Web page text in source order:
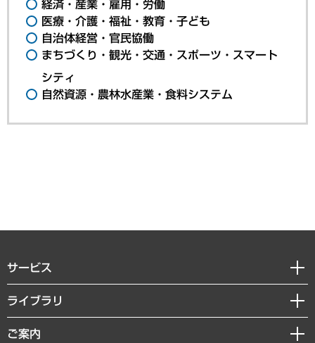
経済・産業・雇用・労働
医療・介護・福祉・教育・子ども
自治体経営・官民協働
まちづくり・観光・交通・スポーツ・スマート
シティ
自然資源・農林水産業・食料システム
サービス
経営戦略
組織・人事戦略
デジタルイノベーション
ライブラリ
経済調査
ご案内